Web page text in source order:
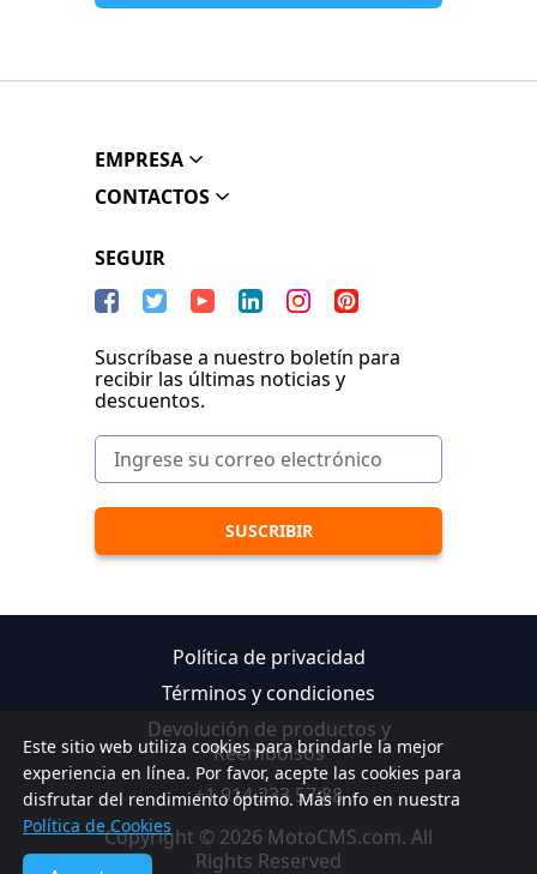
Este sitio web utiliza cookies para brindarle la mejor
experiencia en línea. Por favor, acepte las cookies para
disfrutar del rendimiento óptimo. Más info en nuestra
Política de Cookies
EMPRESA
CONTACTOS
SEGUIR
Suscríbase a nuestro boletín para
recibir las últimas noticias y
descuentos.
Política de privacidad
Términos y condiciones
Devolución de productos y
Reembolsos
+1 914 233 57 88
Copyright © 2026 MotoCMS.com. All
Rights Reserved